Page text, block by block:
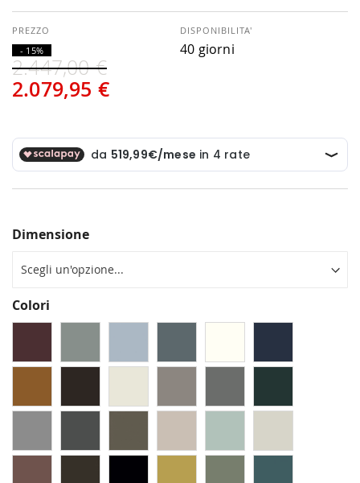
2.079,95 €
2.447,00 €
- 15%
DISPONIBILITA'
40 giorni
Dimensione
Colori